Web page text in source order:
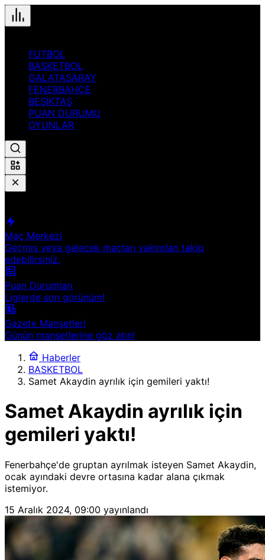
FUTBOL
BASKETBOL
GALATASARAY
FENERBAHÇE
BEŞİKTAŞ
PUAN DURUMU
OYUNLAR
Maç Merkezi
Geçmiş veya gelecek maçları yakından takip
edebilirsiniz.
Puan Durumları
Liglerde son görünüm!
Gazete Manşetleri
Günün manşetlerine göz atın!
Haberler
BASKETBOL
Samet Akaydin ayrılık için gemileri yaktı!
Samet Akaydin ayrılık için
gemileri yaktı!
Fenerbahçe'de gruptan ayrılmak isteyen Samet Akaydin,
ocak ayındaki devre ortasına kadar alana çıkmak
istemiyor.
15 Aralık 2024, 09:00 yayınlandı